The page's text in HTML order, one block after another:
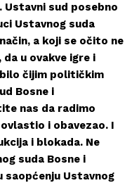
sud posebno
Ustavnog suda
a koji se očito ne
u ovakve igre i
čijim političkim
Bosne i
nas da radimo
i obavezao. I
i blokada. Ne
suda Bosne i
saopćenju Ustavnog